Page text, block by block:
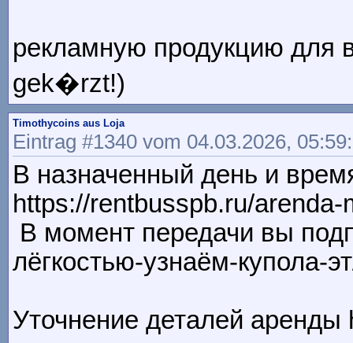
рекламную продукцию для
gek�rzt!)
Timothycoins aus Loja
Eintrag #1340 vom 04.03.2026,
В назначенный день и
https://rentbusspb.ru/
В момент передачи вы
лёгкостью-узнаём-купола-
Уточнение деталей